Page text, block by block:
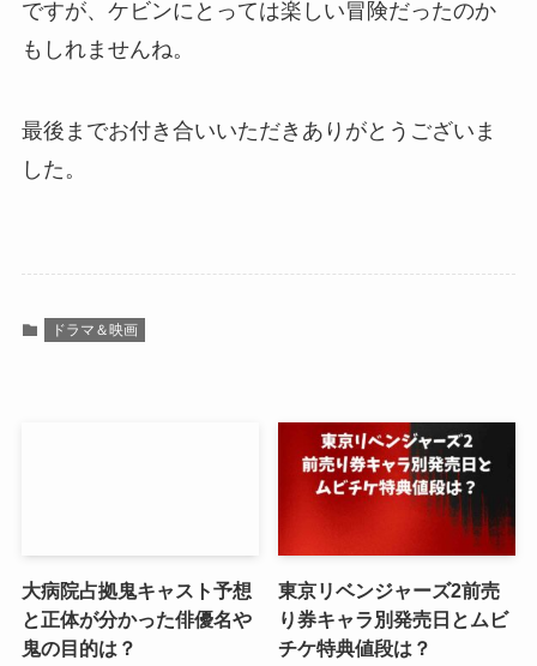
ですが、ケビンにとっては楽しい冒険だったのか
もしれませんね。
最後までお付き合いいただきありがとうございま
した。
ドラマ＆映画
大病院占拠鬼キャスト予想
と正体が分かった俳優名や
鬼の目的は？
東京リベンジャーズ2前売
り券キャラ別発売日とムビ
チケ特典値段は？